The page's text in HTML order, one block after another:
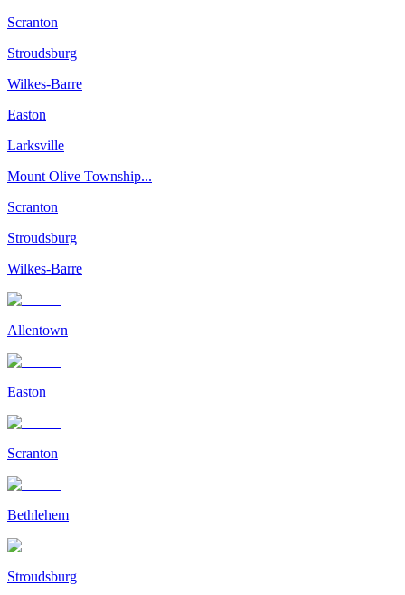
Scranton
Stroudsburg
Wilkes-Barre
Easton
Larksville
Mount Olive Township...
Scranton
Stroudsburg
Wilkes-Barre
Allentown
Easton
Scranton
Bethlehem
Stroudsburg